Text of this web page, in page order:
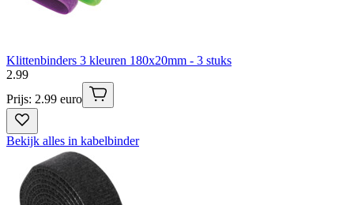
Klittenbinders 3 kleuren 180x20mm - 3 stuks
2.99
Prijs: 2.99 euro
Bekijk alles in kabelbinder